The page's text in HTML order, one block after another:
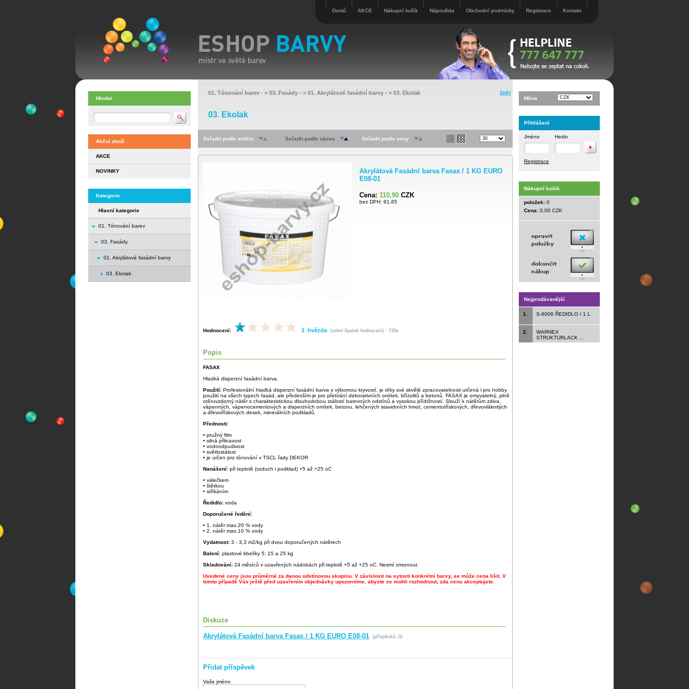
Domů AKCE Nákupní košík Nápověda Obchodní podmínky Registrace Kontakt
Hledat
Akční zboží
AKCE
NOVINKY
Kategorie
Hlavní kategorie
01. Tónování barev
03. Fasády
01. Akrylátové fasádní barvy
03. Ekolak
01. Tónování barev - > 03. Fasády - > 01. Akrylátové fasádní barvy - > 03. Ekolak Zpět
03. Ekolak
Seřadit podle artiklu Seřadit podle názvu Seřadit podle ceny
Akrylátová Fasádní barva Fasax / 1 KG EURO
E08-01
Cena: 110,90 CZK
bez DPH: 91,65
Hodnocení: 1 hvězda (velmi špatné hodnocení) - 730x
Popis
FASAX
Hladká disperzní fasádní barva.
Použití: Profesionální hladká disperzní fasádní barva s výbornou kryvostí, je díky své skvělé zpracovatelnosti určená i pro hobby
použití na všech typech fasád, ale především je pro přetírání dekorativních omítek, břízolitů a betonů. FASAX je omyvatelný, plně
otěruvzdorný nátěr s charakteristickou dlouhodobou stálostí barevných odstínů a vysokou přídržností. Slouží k nátěrům zdiva,
vápenných, vápenocementových a disperzních omítek, betonu, lehčených stavebních hmot, cementotřískových, dřevovláknitých
a dřevotřískových desek, minerálních podkladů.
Přednosti:
• pružný film
• silná přilnavost
• vodoodpudivost
• světlostálost
• je určen pro tónování v TSCL řady DEKOR
Nanášení: při teplotě (vzduch i podklad) +5 až +25 oC
• válečkem
• štětkou
• stříkáním
Ředidlo: voda
Doporučené ředění:
• 1. nátěr max.20 % vody
• 2. nátěr max.10 % vody
Vydatnost: 3 - 3,3 m2/kg při dvou doporučených nátěrech
Balení: plastové kbelíky 5; 15 a 25 kg
Skladování: 24 měsíců v uzavřených nádobách při teplotě +5 až +25 oC. Nesmí zmrznout.
Uvedené ceny jsou průměrné za danou odstínovou skupinu. V závislosti na sytosti konkrétní barvy, se může cena lišit. V
tomto případě Vás ještě před uzavřením objednávky upozorníme, abyste se mohli rozhodnout, zda cenu akceptujete.
Diskuze
Akrylátová Fasádní barva Fasax / 1 KG EURO E08-01 (příspěvků: 0)
Přidat příspěvek
Vaše jméno
Měna
Přihlášení
Jméno Heslo
Registrace
Nákupní košík
položek: 0
Cena: 0,00 CZK
Nejprodávanější
1. S-6006 ŘEDIDLO / 1 L
2.
WARNEX
STRUKTURLACK ...